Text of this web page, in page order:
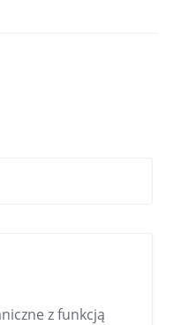
z funkcją